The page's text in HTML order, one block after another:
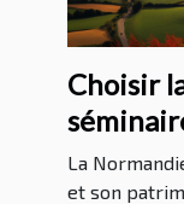
Choisir
La
et son